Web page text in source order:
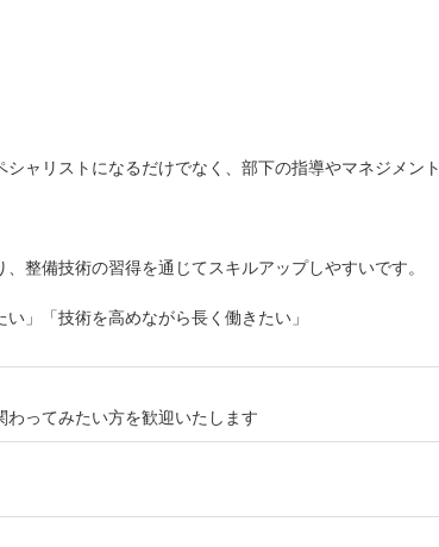
ャリストになるだけでなく、部下の指導やマネジメント
整備技術の習得を通じてスキルアップしやすいです。
」「技術を高めながら長く働きたい」
ってみたい方を歓迎いたします